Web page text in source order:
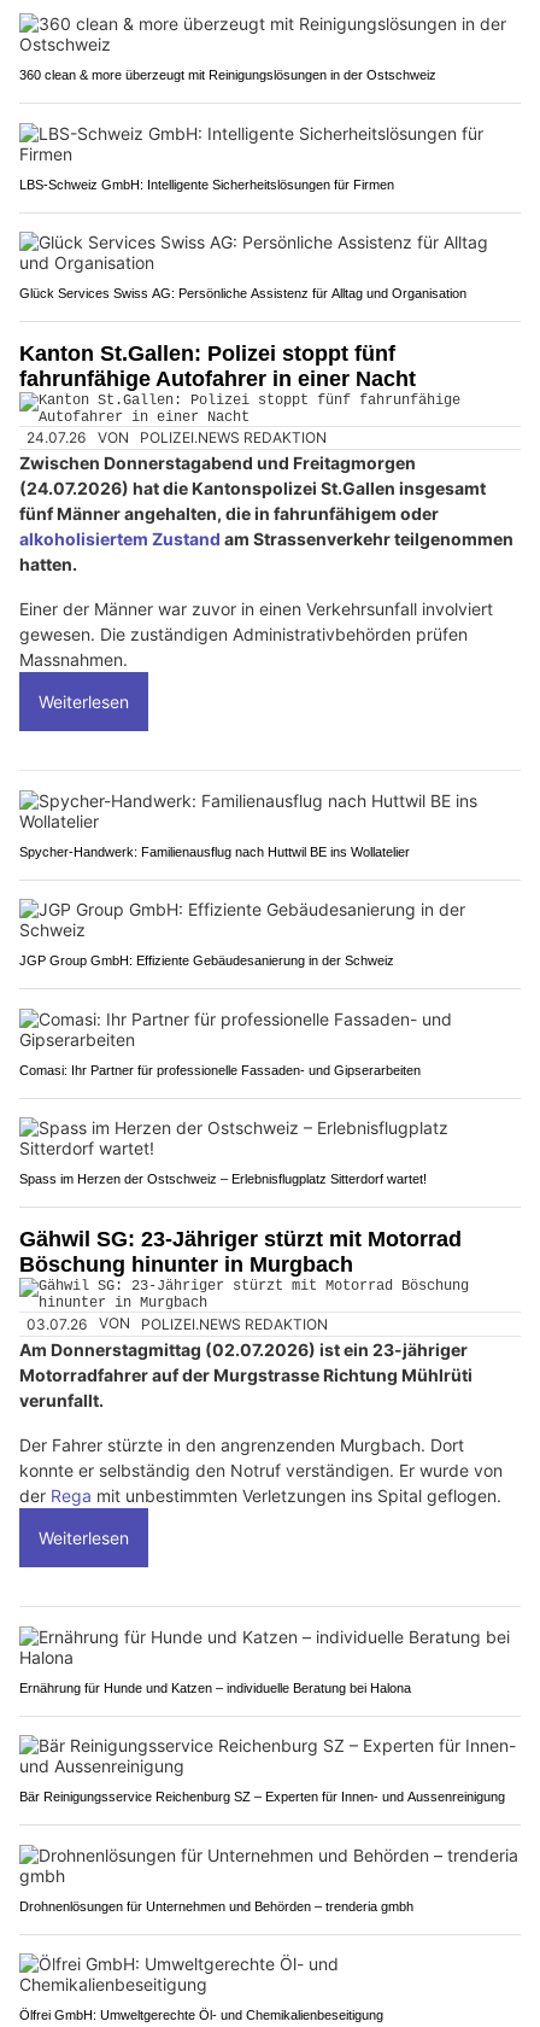
360 clean & more überzeugt mit Reinigungslösungen in der Ostschweiz
LBS-Schweiz GmbH: Intelligente Sicherheitslösungen für Firmen
Glück Services Swiss AG: Persönliche Assistenz für Alltag und Organisation
Kanton St.Gallen: Polizei stoppt fünf
fahrunfähige Autofahrer in einer Nacht
24.07.26 VON POLIZEI.NEWS REDAKTION
Zwischen Donnerstagabend und Freitagmorgen
(24.07.2026) hat die Kantonspolizei St.Gallen insgesamt
fünf Männer angehalten, die in fahrunfähigem oder
alkoholisiertem Zustand am Strassenverkehr teilgenommen
hatten.
Einer der Männer war zuvor in einen Verkehrsunfall involviert
gewesen. Die zuständigen Administrativbehörden prüfen
Massnahmen.
Weiterlesen
Spycher-Handwerk: Familienausflug nach Huttwil BE ins Wollatelier
JGP Group GmbH: Effiziente Gebäudesanierung in der Schweiz
Comasi: Ihr Partner für professionelle Fassaden- und Gipserarbeiten
Spass im Herzen der Ostschweiz – Erlebnisflugplatz Sitterdorf wartet!
Gähwil SG: 23-Jähriger stürzt mit Motorrad
Böschung hinunter in Murgbach
03.07.26 VON POLIZEI.NEWS REDAKTION
Am Donnerstagmittag (02.07.2026) ist ein 23-jähriger
Motorradfahrer auf der Murgstrasse Richtung Mühlrüti
verunfallt.
Der Fahrer stürzte in den angrenzenden Murgbach. Dort
konnte er selbständig den Notruf verständigen. Er wurde von
der Rega mit unbestimmten Verletzungen ins Spital geflogen.
Weiterlesen
Ernährung für Hunde und Katzen – individuelle Beratung bei Halona
Bär Reinigungsservice Reichenburg SZ – Experten für Innen- und Aussenreinigung
Drohnenlösungen für Unternehmen und Behörden – trenderia gmbh
Ölfrei GmbH: Umweltgerechte Öl- und Chemikalienbeseitigung